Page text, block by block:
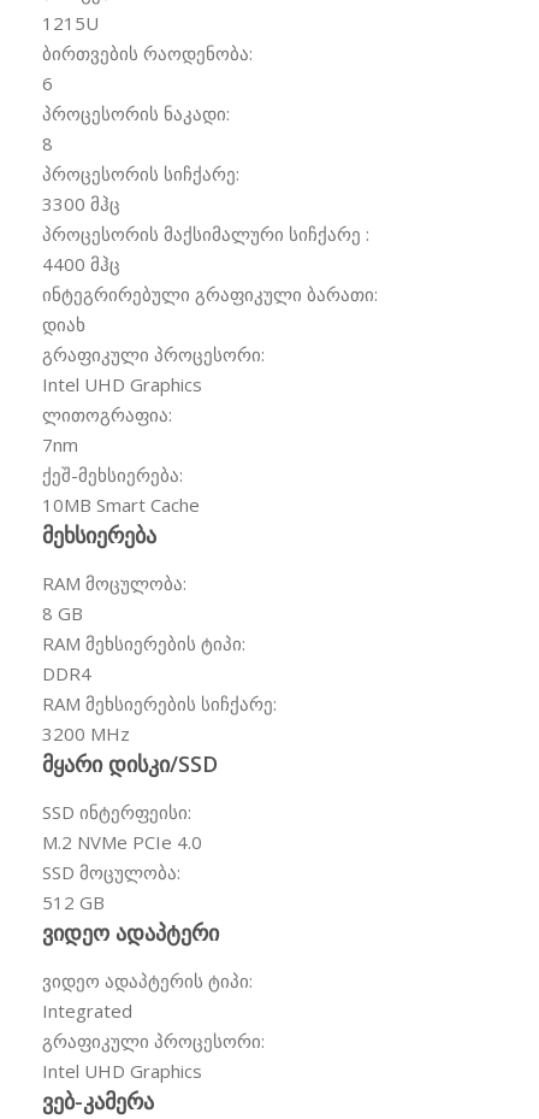
1215U
ბირთვების რაოდენობა:
6
პროცესორის ნაკადი:
8
პროცესორის სიჩქარე:
3300 მჰც
პროცესორის მაქსიმალური სიჩქარე :
4400 მჰც
ინტეგრირებული გრაფიკული ბარათი:
დიახ
გრაფიკული პროცესორი:
Intel UHD Graphics
ლითოგრაფია:
7nm
ქეშ-მეხსიერება:
10MB Smart Cache
მეხსიერება
RAM მოცულობა:
8 GB
RAM მეხსიერების ტიპი:
DDR4
RAM მეხსიერების სიჩქარე:
3200 MHz
მყარი დისკი/SSD
SSD ინტერფეისი:
M.2 NVMe PCIe 4.0
SSD მოცულობა:
512 GB
ვიდეო ადაპტერი
ვიდეო ადაპტერის ტიპი:
Integrated
გრაფიკული პროცესორი:
Intel UHD Graphics
ვებ-კამერა